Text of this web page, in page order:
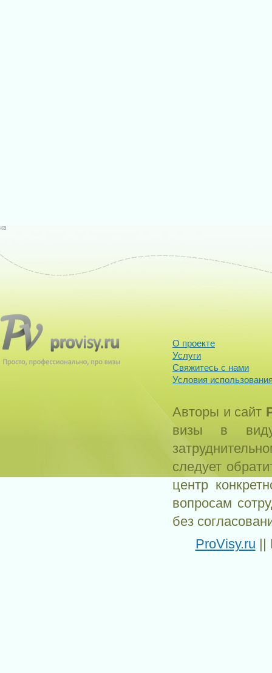
О проекте
Услуги
Свяжитесь с нами
Условия
Авторы и сайт
визы в виду
следует
центр
вопросам
без
ProVisy.ru ||